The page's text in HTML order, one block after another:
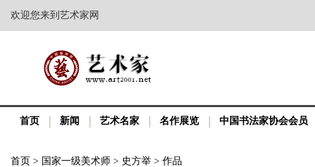
欢迎您来到艺术家网
首页 新闻 艺术名家 名作展览 中国书法家协会会员
首页 > 国家一级美术师 > 史方举 > 作品